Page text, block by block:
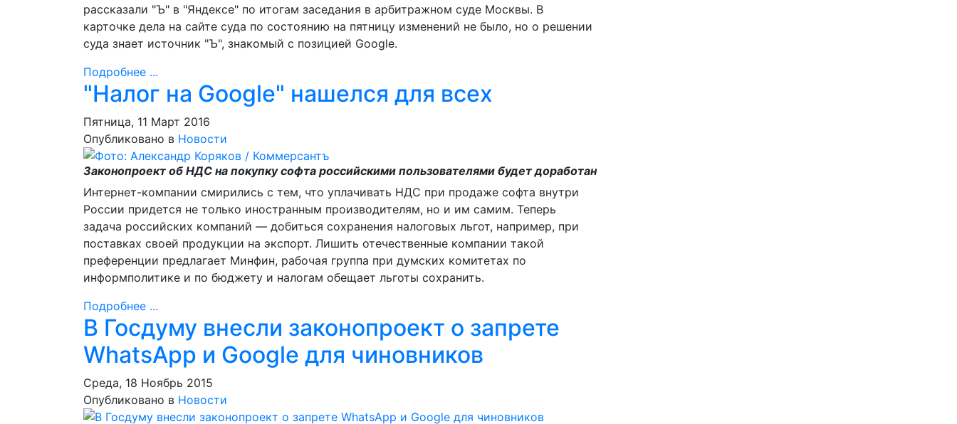
рассказали "Ъ" в "Яндексе" по итогам заседания в арбитражном суде Москвы. В
карточке дела на сайте суда по состоянию на пятницу изменений не было, но о решении
суда знает источник "Ъ", знакомый с позицией Google.
Подробнее ...
"Налог на Google" нашелся для всех
Пятница, 11 Март 2016
Опубликовано в Новости
Законопроект об НДС на покупку софта российскими пользователями будет доработан
Интернет-компании смирились с тем, что уплачивать НДС при продаже софта внутри
России придется не только иностранным производителям, но и им самим. Теперь
задача российских компаний — добиться сохранения налоговых льгот, например, при
поставках своей продукции на экспорт. Лишить отечественные компании такой
преференции предлагает Минфин, рабочая группа при думских комитетах по
информполитике и по бюджету и налогам обещает льготы сохранить.
Подробнее ...
В Госдуму внесли законопроект о запрете
WhatsApp и Google для чиновников
Среда, 18 Ноябрь 2015
Опубликовано в Новости